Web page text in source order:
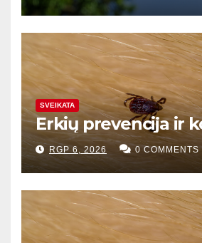
SVEIKATA
Erkių prevencija ir
RGP 6, 2026 0 COMMENTS